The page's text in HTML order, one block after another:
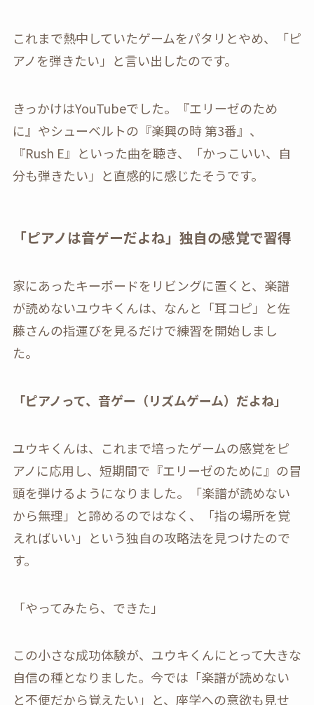
これまで熱中していたゲームをパタリとやめ、「ピ
アノを弾きたい」と言い出したのです。
きっかけはYouTubeでした。『エリーゼのため
に』やシューベルトの『楽興の時 第3番』、
『Rush E』といった曲を聴き、「かっこいい、自
分も弾きたい」と直感的に感じたそうです。
「ピアノは音ゲーだよね」独自の感覚で習得
家にあったキーボードをリビングに置くと、楽譜
が読めないユウキくんは、なんと「耳コピ」と佐
藤さんの指運びを見るだけで練習を開始しまし
た。
「ピアノって、音ゲー（リズムゲーム）だよね」
ユウキくんは、これまで培ったゲームの感覚をピ
アノに応用し、短期間で『エリーゼのために』の冒
頭を弾けるようになりました。「楽譜が読めない
から無理」と諦めるのではなく、「指の場所を覚
えればいい」という独自の攻略法を見つけたので
す。
「やってみたら、できた」
この小さな成功体験が、ユウキくんにとって大きな
自信の種となりました。今では「楽譜が読めない
と不便だから覚えたい」と、座学への意欲も見せ